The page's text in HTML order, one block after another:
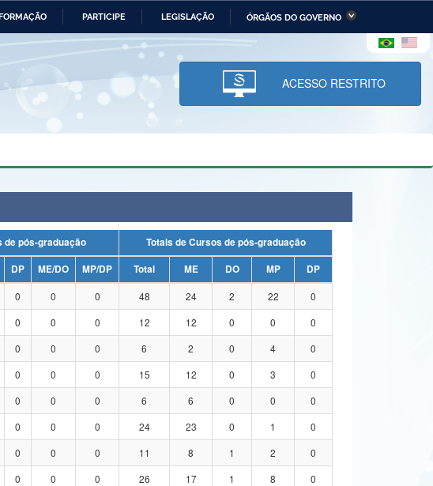
PARTICIPE LEGISLAÇÃO ÓRGÃOS DO GOVERNO
Ministério da Economia Ministério da Infraestrutura
Ministério da Ciência,
Tecnologia, Inovações e
Comunicações
e dos Direitos Humanos
Planalto
ACESSO RESTRITO
Total de Programas de pós-graduação
Totais de Cursos de pós-graduação
DP ME/DO MP/DP Total ME DO MP
DP
0 0 0 48 24 2 22
0
0 0 0 12 12 0 0
0
0 0 0 6 2 0 4
0
0 0 0 15 12 0 3
0
0 0 0 6 6 0 0
0
0 0 0 24 23 0 1
0
0 0 0 11 8 1 2
0
0 0 0 26 17 1 8
0